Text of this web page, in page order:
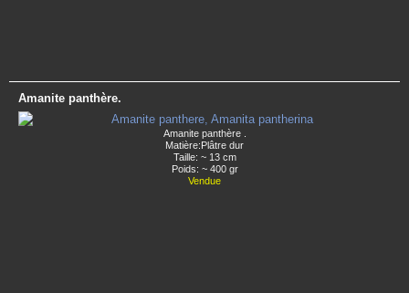
Amanite panthère.
Amanite panthère .
Matière:Plâtre dur
Taille: ~ 13 cm
Poids: ~ 400 gr
Vendue